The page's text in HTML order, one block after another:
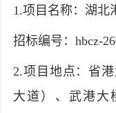
1.项目名称：湖北
招标编号：hbcz-
2.项目地点：省
大道）、武港大